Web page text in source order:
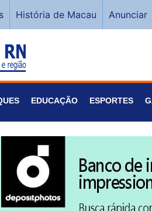
História de Macau Anunciar
EDUCAÇÃO ESPORTES